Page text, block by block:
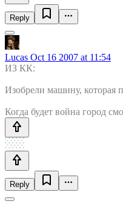
Reply
Lucas Oct 16 2007 at 11:54
ИЗ КК:
Изобрели машину, которая
Когда будет война город
Reply